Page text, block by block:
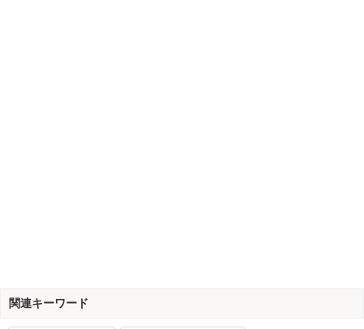
関連キーワード